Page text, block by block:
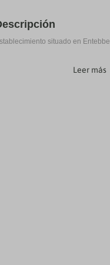
situado en Entebbe
Leer más